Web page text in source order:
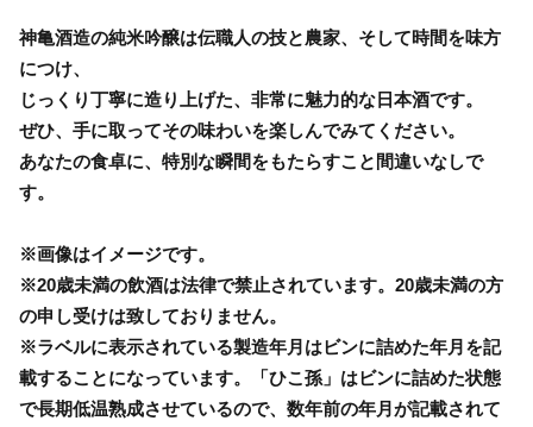
神亀酒造の純米吟醸は伝職人の技と農家、そして時間を味方
につけ、
じっくり丁寧に造り上げた、非常に魅力的な日本酒です。
ぜひ、手に取ってその味わいを楽しんでみてください。
あなたの食卓に、特別な瞬間をもたらすこと間違いなしで
す。
※画像はイメージです。
※20歳未満の飲酒は法律で禁止されています。20歳未満の方
の申し受けは致しておりません。
※ラベルに表示されている製造年月はビンに詰めた年月を記
載することになっています。「ひこ孫」はビンに詰めた状態
で長期低温熟成させているので、数年前の年月が記載されて